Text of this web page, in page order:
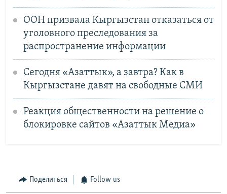
ООН призвала Кыргызстан отказаться от
уголовного преследования за
распространение информации
Сегодня «Азаттык», а завтра? Как в
Кыргызстане давят на свободные СМИ
Реакция общественности на решение о
блокировке сайтов «Азаттык Медиа»
Поделиться Follow us